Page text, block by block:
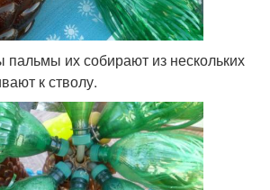
их собирают из нескольких
к стволу.